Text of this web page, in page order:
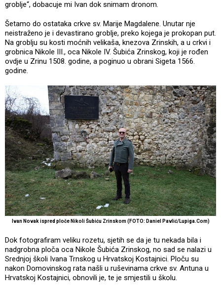
groblje“, dobacuje mi Ivan dok snimam dronom.
Šetamo do ostataka crkve sv. Marije Magdalene. Unutar nje
neistraženo je i devastirano groblje, preko kojega je prokopan put.
Na groblju su kosti moćnih velikaša, knezova Zrinskih, a u crkvi i
grobnica Nikole III., oca Nikole IV. Šubića Zrinskog, koji je rođen
ovdje u Zrinu 1508. godine, a poginuo u obrani Sigeta 1566.
godine.
Ivan Novak ispred ploče Nikoli Šubiću Zrinskom (FOTO: Daniel Pavlić/Lupiga.Com)
Dok fotografiram veliku rozetu, sjetih se da je tu nekada bila i
nadgrobna ploča oca Nikole Šubića Zrinskog, no sad se nalazi u
Srednjoj školi Ivana Trnskog u Hrvatskoj Kostajnici. Ploču su
nakon Domovinskog rata našli u ruševinama crkve sv. Antuna u
Hrvatskoj Kostajnici, obnovili je, te je smjestili u školu.